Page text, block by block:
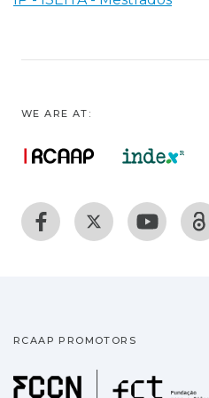
WE ARE AT:
RCAAP PROMOTORS